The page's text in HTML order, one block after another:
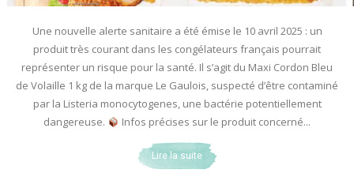
Une nouvelle alerte sanitaire a été émise le 10 avril 2025 : un
produit très courant dans les congélateurs français pourrait
représenter un risque pour la santé. Il s’agit du Maxi Cordon Bleu
de Volaille 1 kg de la marque Le Gaulois, suspecté d’être contaminé
par la Listeria monocytogenes, une bactérie potentiellement
dangereuse.
Infos précises sur le produit concerné...
Lire la suite